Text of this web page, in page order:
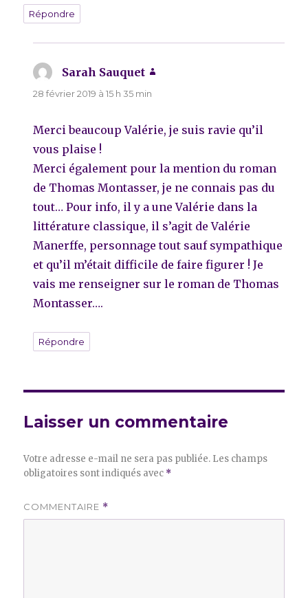
Répondre
Sarah Sauquet
28 février 2019 à 15 h 35 min
Merci beaucoup Valérie, je suis ravie qu’il
vous plaise !
Merci également pour la mention du roman
de Thomas Montasser, je ne connais pas du
tout… Pour info, il y a une Valérie dans la
littérature classique, il s’agit de Valérie
Manerffe, personnage tout sauf sympathique
et qu’il m’était difficile de faire figurer ! Je
vais me renseigner sur le roman de Thomas
Montasser….
Répondre
Laisser un commentaire
Votre adresse e-mail ne sera pas publiée. Les champs
obligatoires sont indiqués avec *
COMMENTAIRE *